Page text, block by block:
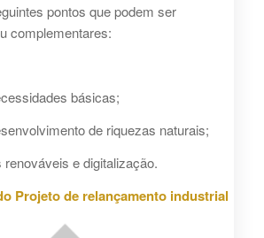
pontos que podem ser
complementares:
básicas;
de riquezas naturais;
renováveis e digitalização.
Projeto de relançamento industrial